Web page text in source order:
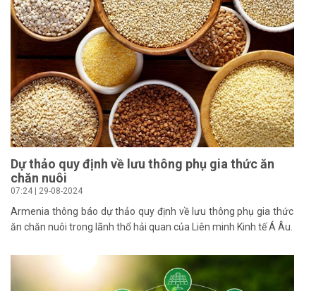
Dự thảo quy định về lưu thông phụ gia thức ăn
chăn nuôi
07:24 | 29-08-2024
Armenia thông báo dự thảo quy định về lưu thông phụ gia thức
ăn chăn nuôi trong lãnh thổ hải quan của Liên minh Kinh tế Á Âu.